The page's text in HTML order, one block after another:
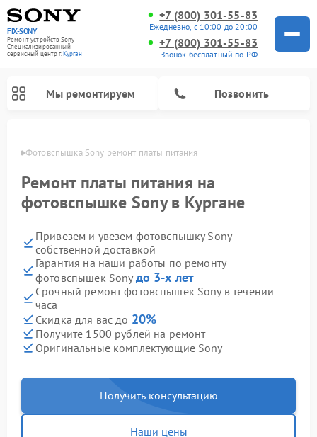
FIX-SONY
Ремонт устройств Sony
Специализированный
cервисный центр г.Курган
+7 (800) 301-55-83
Ежедневно, с 10:00 до 20:00
+7 (800) 301-55-83
Звонок бесплатный по РФ
Мы ремонтируем Позвонить
Фотовспышка Sony ремонт платы питания
Ремонт платы питания на
фотовспышке Sony в Кургане
Привезем и увезем фотовспышку Sony
собственной доставкой
Гарантия на наши работы по ремонту
фотовспышек Sony до 3-х лет
Срочный ремонт фотовспышек Sony в течении
часа
Скидка для вас до 20%
Получите 1500 рублей на ремонт
Оригинальные комплектующие Sony
Получить консультацию
Наши цены